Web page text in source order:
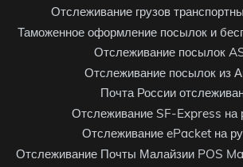
Отслеживание грузов
Таможенное оформление посылок и
Отслеживание посылок
Отслеживание посылок из
Почта России
Отслеживание SF-Express на
Отслеживание ePacket на
Отслеживание Почты Малайзии POS